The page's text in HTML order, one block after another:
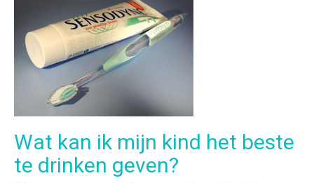
Wat kan ik mijn kind het beste
te drinken geven?